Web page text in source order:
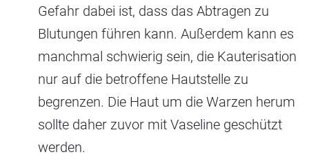
Gefahr dabei ist, dass das Abtragen zu
Blutungen führen kann. Außerdem kann es
manchmal schwierig sein, die Kauterisation
nur auf die betroffene Hautstelle zu
begrenzen. Die Haut um die Warzen herum
sollte daher zuvor mit Vaseline geschützt
werden.